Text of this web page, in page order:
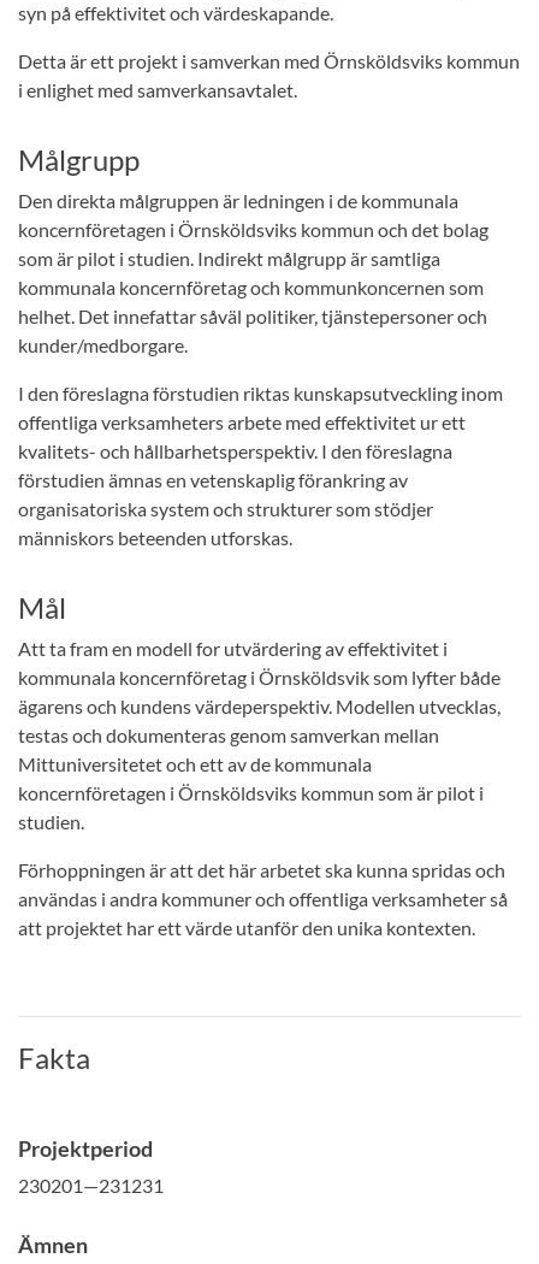
syn på effektivitet och värdeskapande.
Detta är ett projekt i samverkan med Örnsköldsviks kommun
i enlighet med samverkansavtalet.
Målgrupp
Den direkta målgruppen är ledningen i de kommunala
koncernföretagen i Örnsköldsviks kommun och det bolag
som är pilot i studien. Indirekt målgrupp är samtliga
kommunala koncernföretag och kommunkoncernen som
helhet. Det innefattar såväl politiker, tjänstepersoner och
kunder/medborgare.
I den föreslagna förstudien riktas kunskapsutveckling inom
offentliga verksamheters arbete med effektivitet ur ett
kvalitets- och hållbarhetsperspektiv. I den föreslagna
förstudien ämnas en vetenskaplig förankring av
organisatoriska system och strukturer som stödjer
människors beteenden utforskas.
Mål
Att ta fram en modell for utvärdering av effektivitet i
kommunala koncernföretag i Örnsköldsvik som lyfter både
ägarens och kundens värdeperspektiv. Modellen utvecklas,
testas och dokumenteras genom samverkan mellan
Mittuniversitetet och ett av de kommunala
koncernföretagen i Örnsköldsviks kommun som är pilot i
studien.
Förhoppningen är att det här arbetet ska kunna spridas och
användas i andra kommuner och offentliga verksamheter så
att projektet har ett värde utanför den unika kontexten.
Fakta
Projektperiod
230201—231231
Ämnen